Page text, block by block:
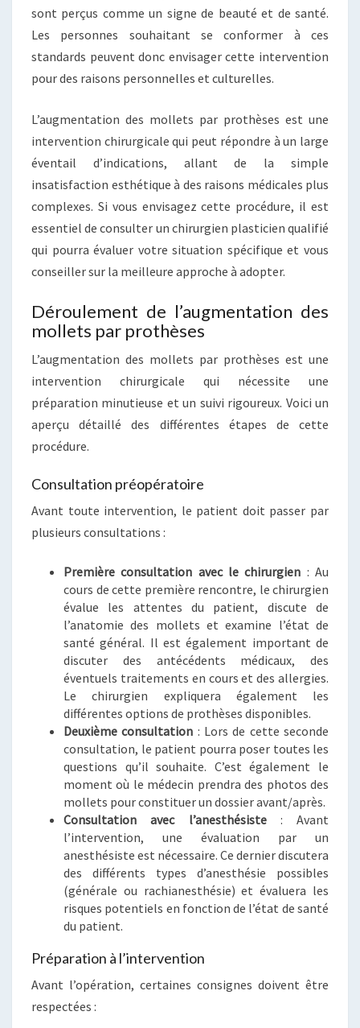
sont perçus comme un signe de beauté et de santé.
Les personnes souhaitant se conformer à ces
standards peuvent donc envisager cette intervention
pour des raisons personnelles et culturelles.
L’augmentation des mollets par prothèses est une
intervention chirurgicale qui peut répondre à un large
éventail d’indications, allant de la simple
insatisfaction esthétique à des raisons médicales plus
complexes. Si vous envisagez cette procédure, il est
essentiel de consulter un chirurgien plasticien qualifié
qui pourra évaluer votre situation spécifique et vous
conseiller sur la meilleure approche à adopter.
Déroulement de l’augmentation des
mollets par prothèses
L’augmentation des mollets par prothèses est une
intervention chirurgicale qui nécessite une
préparation minutieuse et un suivi rigoureux. Voici un
aperçu détaillé des différentes étapes de cette
procédure.
Consultation préopératoire
Avant toute intervention, le patient doit passer par
plusieurs consultations :
Première consultation avec le chirurgien : Au
cours de cette première rencontre, le chirurgien
évalue les attentes du patient, discute de
l’anatomie des mollets et examine l’état de
santé général. Il est également important de
discuter des antécédents médicaux, des
éventuels traitements en cours et des allergies.
Le chirurgien expliquera également les
différentes options de prothèses disponibles.
Deuxième consultation : Lors de cette seconde
consultation, le patient pourra poser toutes les
questions qu’il souhaite. C’est également le
moment où le médecin prendra des photos des
mollets pour constituer un dossier avant/après.
Consultation avec l’anesthésiste: Avant
l’intervention, une évaluation par un
anesthésiste est nécessaire. Ce dernier discutera
des différents types d’anesthésie possibles
(générale ou rachianesthésie) et évaluera les
risques potentiels en fonction de l’état de santé
du patient.
Préparation à l’intervention
Avant l’opération, certaines consignes doivent être
respectées :